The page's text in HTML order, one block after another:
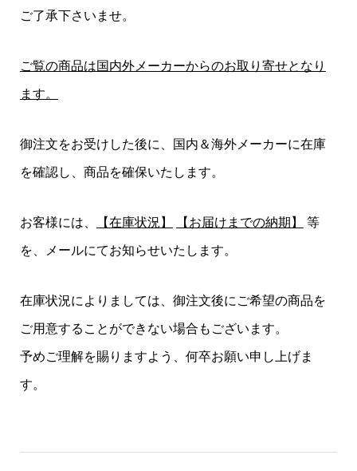
ご了承下さいませ。
ご覧の商品は国内外メーカーからのお取り寄せとなり
ます。
御注文をお受けした後に、国内＆海外メーカーに在庫
を確認し、商品を確保いたします。
お客様には、 【在庫状況】 【お届けまでの納期】 等
を、メールにてお知らせいたします。
在庫状況によりましては、御注文後にご希望の商品を
ご用意することができない場合もございます。
予めご理解を賜りますよう、何卒お願い申し上げま
す。